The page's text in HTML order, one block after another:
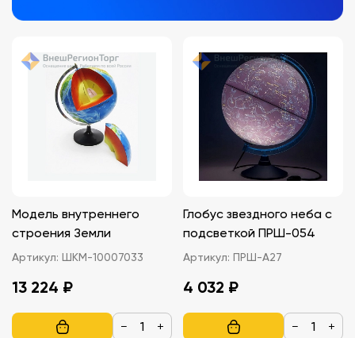
Модель внутреннего
строения Земли
Артикул: ШКМ-10007033
13 224 ₽
− +
Глобус звездного неба с
подсветкой ПРШ-054
Артикул: ПРШ-А27
4 032 ₽
− +